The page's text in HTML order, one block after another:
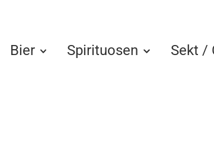
Bier Spirituosen Sekt /